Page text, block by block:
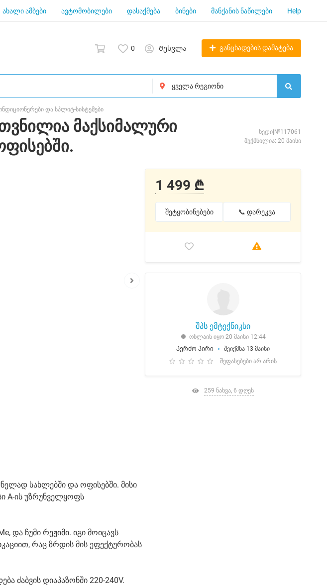
ახალი ამბები ავტომობილები დასაქმება ბინები მანქანის ნაწილები Help
0 Შესვლა განცხადების დამატება
და სპლიტ-სისტემები
მაქსიმალური
ხედი|№117061
შექმნილია: 20 მაისი
სახლებში და ოფისებში. მისი
A-ის უზრუნველყოფს
და ჩუმი რეჟიმი. იგი მოიცავს
რაც ზრდის მის ეფექტურობას
ძაბვის დიაპაზონში 220-240V.
1 499 ₾
შეტყობინებები 📞 დარეკვა
შპს ემტექნიკსი
ონლაინ იყო 20 მაისი 12:44
Კერძო პირი
შეიქმნა 13 მაისი
შეფასებები არ არის
259 ნახვა, 6 დღეს